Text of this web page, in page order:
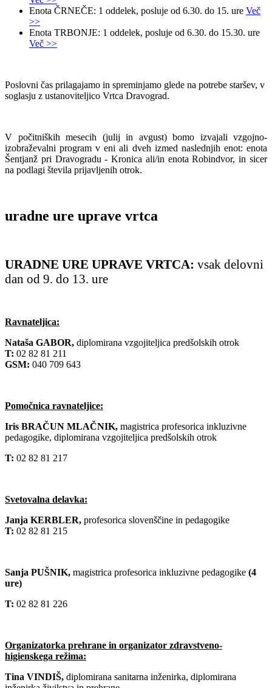
Enota ČRNEČE: 1 oddelek, posluje od 6.30. do 15. ure Več
>>
Enota TRBONJE: 1 oddelek, posluje od 6.30. do 15.30. ure
Več >>
Poslovni čas prilagajamo in spreminjamo glede na potrebe staršev, v
soglasju z ustanoviteljico Vrtca Dravograd.
V počitniških mesecih (julij in avgust) bomo izvajali vzgojno-
izobraževalni program v eni ali dveh izmed naslednjih enot: enota
Šentjanž pri Dravogradu - Kronica ali/in enota Robindvor, in sicer
na podlagi števila prijavljenih otrok.
uradne ure uprave vrtca
URADNE URE UPRAVE VRTCA: vsak delovni
dan od 9. do 13. ure
Ravnateljica:
Nataša GABOR, diplomirana vzgojiteljica predšolskih otrok
T: 02 82 81 211
GSM: 040 709 643
Pomočnica ravnateljice:
Iris BRAČUN MLAČNIK, magistrica profesorica inkluzivne
pedagogike, diplomirana vzgojiteljica predšolskih otrok
T: 02 82 81 217
Svetovalna delavka:
Janja KERBLER, profesorica slovenščine in pedagogike
T: 02 82 81 215
Sanja PUŠNIK, magistrica profesorica inkluzivne pedagogike (4
ure)
T: 02 82 81 226
Organizatorka prehrane in organizator zdravstveno-
higienskega režima:
Tina VINDIŠ, diplomirana sanitarna inženirka, diplomirana